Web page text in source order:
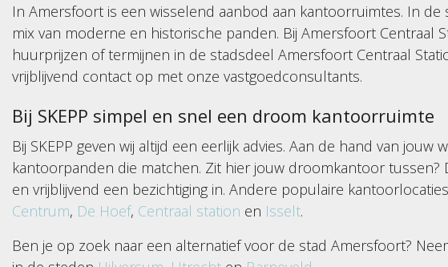
In Amersfoort is een wisselend aanbod aan kantoorruimtes. In de
mix van moderne en historische panden. Bij Amersfoort Centraal
huurprijzen of termijnen in de stadsdeel Amersfoort Centraal
vrijblijvend contact op met onze vastgoedconsultants.
Bij SKEPP simpel en snel een droom kantoorruimte
Bij SKEPP geven wij altijd een eerlijk advies. Aan de hand van
kantoorpanden die matchen. Zit hier jouw droomkantoor tussen?
en vrijblijvend een bezichtiging in. Andere populaire
Centrum, De Hoef, Centraal station en Isselt.
Ben je op zoek naar een alternatief voor de stad Amersfoort?